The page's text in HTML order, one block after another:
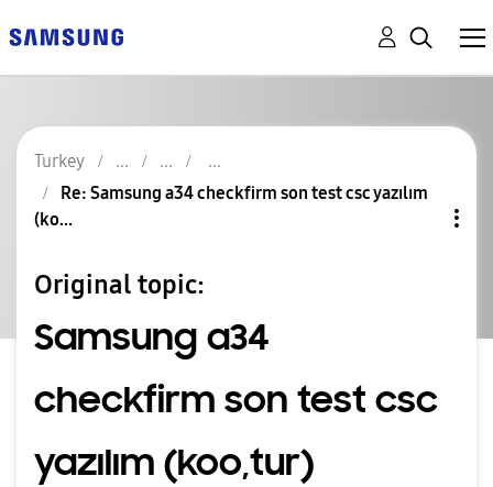
Turkey
Re: Samsung a34 checkfirm son test csc yazılım
(ko...
Original topic:
Samsung a34
checkfirm son test csc
yazılım (koo,tur)